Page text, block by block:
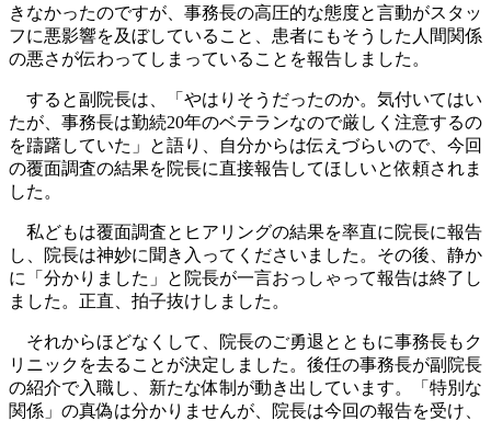
きなかったのですが、事務長の高圧的な態度と言動がスタッ
フに悪影響を及ぼしていること、患者にもそうした人間関係
の悪さが伝わってしまっていることを報告しました。
すると副院長は、「やはりそうだったのか。気付いてはい
たが、事務長は勤続20年のベテランなので厳しく注意するの
を躊躇していた」と語り、自分からは伝えづらいので、今回
の覆面調査の結果を院長に直接報告してほしいと依頼されま
した。
私どもは覆面調査とヒアリングの結果を率直に院長に報告
し、院長は神妙に聞き入ってくださいました。その後、静か
に「分かりました」と院長が一言おっしゃって報告は終了し
ました。正直、拍子抜けしました。
それからほどなくして、院長のご勇退とともに事務長もク
リニックを去ることが決定しました。後任の事務長が副院長
の紹介で入職し、新たな体制が動き出しています。「特別な
関係」の真偽は分かりませんが、院長は今回の報告を受け、